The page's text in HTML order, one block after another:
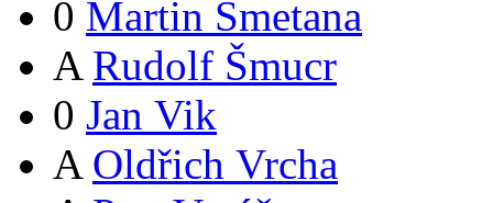
0 Martin Smetana
A Rudolf Šmucr
0 Jan Vik
A Oldřich Vrcha